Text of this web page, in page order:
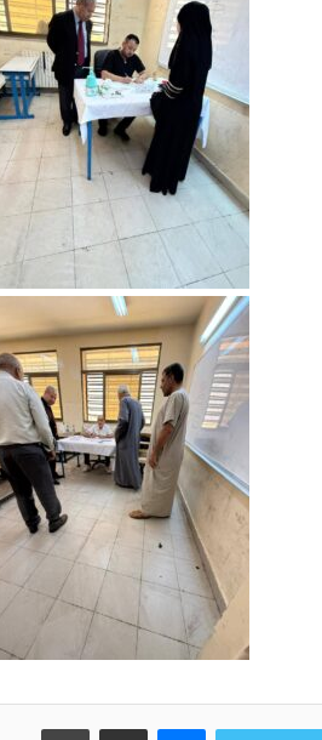
ماسنجر مشاركة عبر البريد طباعة